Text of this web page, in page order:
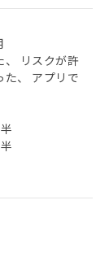
、 リスクが許
、 アプリで